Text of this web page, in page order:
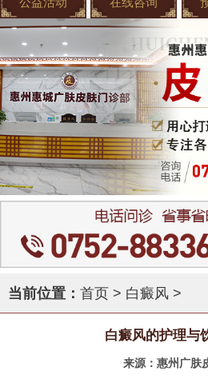
当前位置： 首页> 白癜风>
白癜风的护理与
来源：惠州广肤